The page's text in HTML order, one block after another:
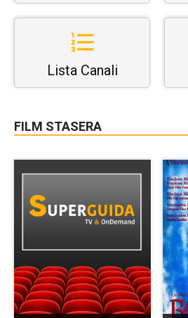
Lista Canali
FILM STASERA